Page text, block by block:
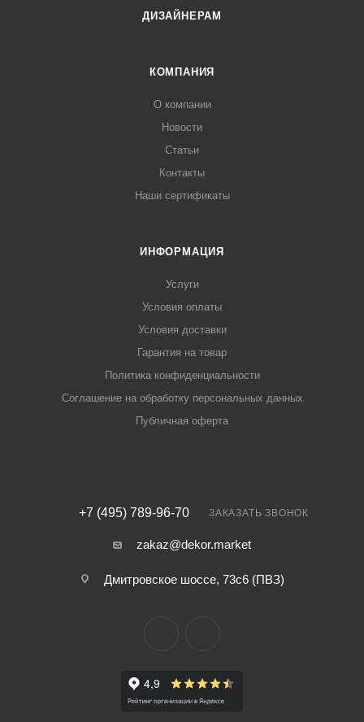
ДИЗАЙНЕРАМ
КОМПАНИЯ
О компании
Новости
Статьи
Контакты
Наши сертификаты
ИНФОРМАЦИЯ
Услуги
Условия оплаты
Условия доставки
Гарантия на товар
Политика конфиденциальности
Соглашение на обработку персональных данных
Публичная оферта
+7 (495) 789-96-70 ЗАКАЗАТЬ ЗВОНОК
zakaz@dekor.market
Дмитровское шоссе, 73с6 (ПВЗ)